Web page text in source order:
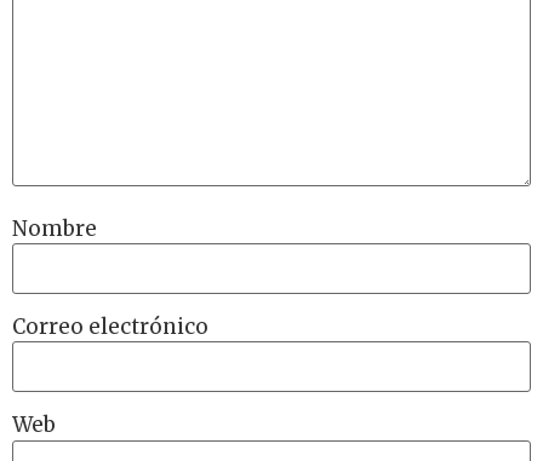
Nombre
Correo electrónico
Web